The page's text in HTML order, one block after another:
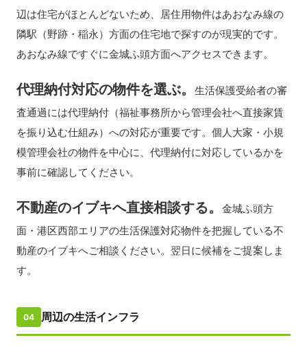
辺は住宅がほとんどないため、居住用物件はあおなみ線の
隣駅（野跡・稲永）方面の住宅地で探すのが現実的です。
あおなみ線ですぐに金城ふ頭方面へアクセスできます。
代理納付対応の物件を選ぶ。生活保護受給者の審
査通過には代理納付（福祉事務所から管理会社へ直接家賃
を振り込む仕組み）への対応が重要です。個人大家・小規
模管理会社の物件を中心に、代理納付に対応しているかを
事前に確認してください。
不動産のイブキへ直接相談する。金城ふ頭方
面・港区西部エリアの生活保護対応物件を把握している不
動産のイブキへご相談ください。翌日に候補をご提案しま
す。
04 周辺の生活インフラ